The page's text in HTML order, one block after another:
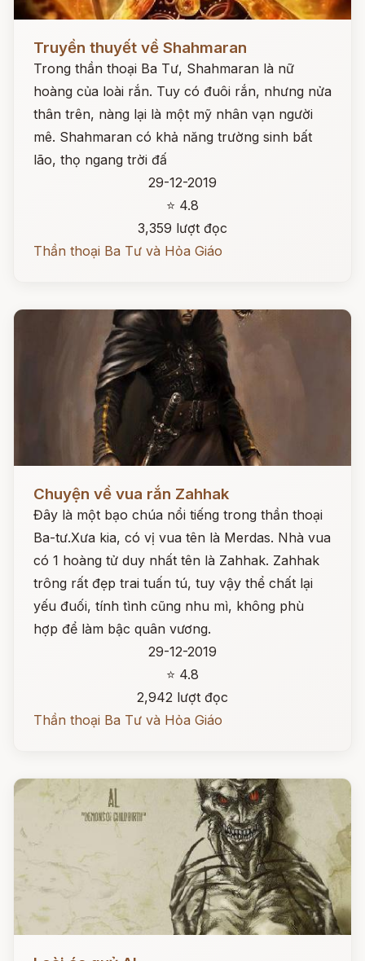
Đọc ngay
Truyền thuyết về Shahmaran
Trong thần thoại Ba Tư, Shahmaran là nữ
hoàng của loài rắn. Tuy có đuôi rắn, nhưng nửa
thân trên, nàng lại là một mỹ nhân vạn người
mê. Shahmaran có khả năng trường sinh bất
lão, thọ ngang trời đấ
29-12-2019
⭐ 4.8
3,359 lượt đọc
Thần thoại Ba Tư và Hỏa Giáo
Chuyện về vua rắn Zahhak
Đây là một bạo chúa nổi tiếng trong thần thoại
Ba-tư.Xưa kia, có vị vua tên là Merdas. Nhà vua
có 1 hoàng tử duy nhất tên là Zahhak. Zahhak
trông rất đẹp trai tuấn tú, tuy vậy thể chất lại
yếu đuối, tính tình cũng nhu mì, không phù
hợp để làm bậc quân vương.
29-12-2019
⭐ 4.8
2,942 lượt đọc
Thần thoại Ba Tư và Hỏa Giáo